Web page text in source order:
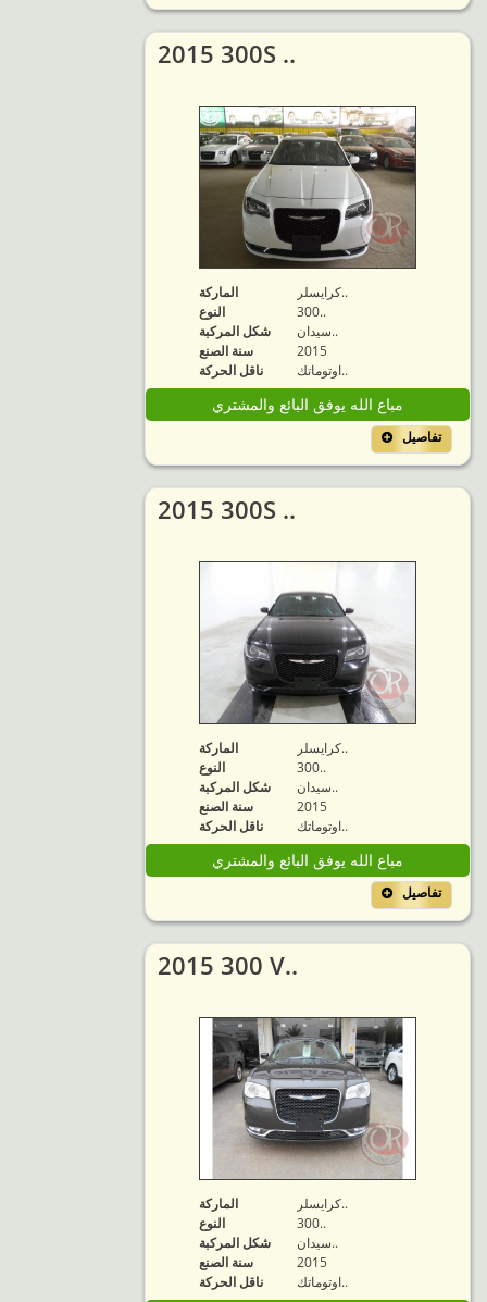
2015 300S ..
الماركة
كرايسلر..
النوع
300..
شكل المركبة
سيدان..
سنة الصنع
2015
ناقل الحركة
اوتوماتك..
مباع الله يوفق البائع والمشتري
تفاصيل
2015 300S ..
الماركة
كرايسلر..
النوع
300..
شكل المركبة
سيدان..
سنة الصنع
2015
ناقل الحركة
اوتوماتك..
مباع الله يوفق البائع والمشتري
تفاصيل
2015 300 V..
الماركة
كرايسلر..
النوع
300..
شكل المركبة
سيدان..
سنة الصنع
2015
ناقل الحركة
اوتوماتك..